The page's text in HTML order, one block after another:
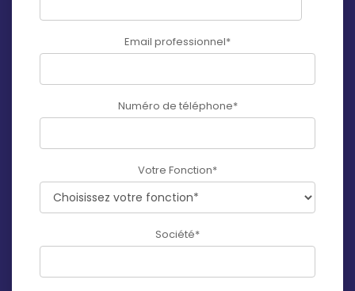
Email professionnel*
Numéro de téléphone*
Votre Fonction*
Société*